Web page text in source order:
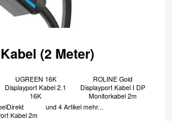
(2 Meter)
UGREEN 16K
Displayport Kabel 2.1
16K
ROLINE Gold
Displayport Kabel I DP
Monitorkabel 2m
Kabel 2m
und 4 Artikel mehr...